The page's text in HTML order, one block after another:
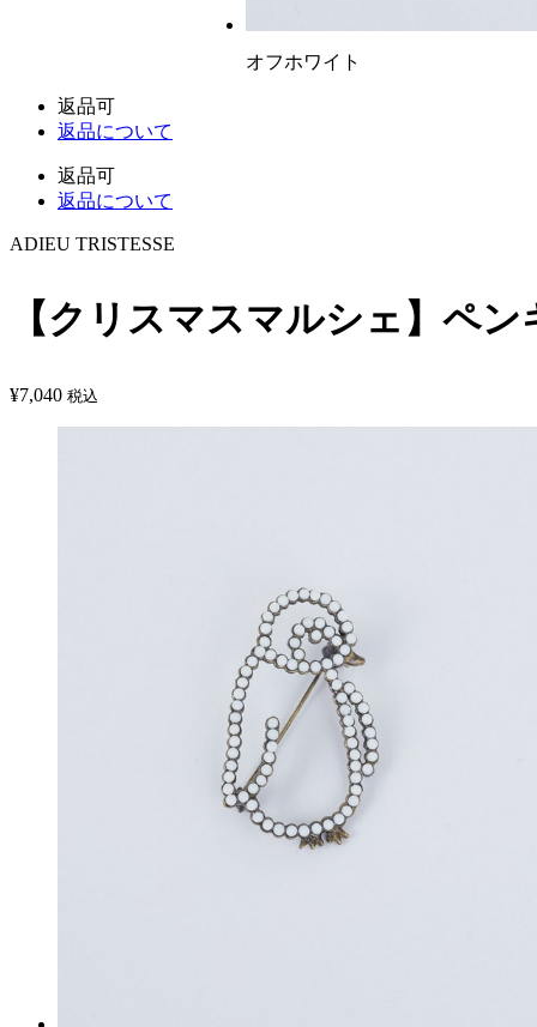
オフホワイト
返品可
返品について
返品可
返品について
ADIEU TRISTESSE
【クリスマスマルシェ】ペ
¥7,040 税込